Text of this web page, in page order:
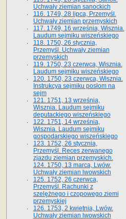
Uchwały ziemian sanockich
116. 1749, 28 lipca, Przemyśl.
Uchwały ziemian przemyskich
117. 1749, 16 września, Wisznia.
Laudum sejmiku wiszeńskiego
118. 1750, 26 stycznia,
Przemyśl. Uchwały ziemian
przemyskich
119. 1750, 23 czerwca, Wisznia.
Laudum sejmiku wiszeńskiego
120. 1750, 23 czerwca, Wisznia.
Instrukcya sejmiku posłom na
sejm
121. 1751, 13 września,
Wisznia. Laudum sejmiku
deputackiego wiszeńskiego
122. 1751, 14 września,
Wisznia. Laudum sejmiku
gospodarskiego wiszeńskiego
123. 1752, 26 stycznia,
Przemyśl. Reces zerwanego
zjazdu ziemian przemyskich.
124. 1750, 13 marca, Lwów.
Uchwały ziemian lwowskich
125. 1752, 26 czerwca,
Przemyśl. Rachunki z
szelężnego i czopowego ziemi
przemyskiej
126. 1753, 2 kwietnia, Lwów.
Uchwały ziemian lwowskich